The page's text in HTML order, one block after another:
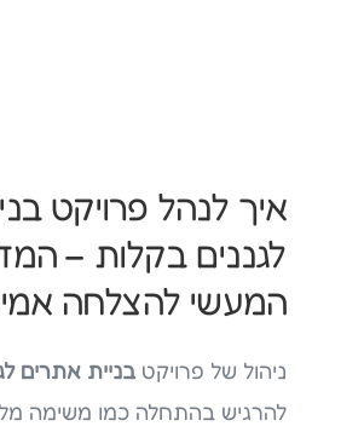
איך לנהל פרויקט
לגננים בקלות –
המעשי להצלחה
ניהול של פרויקט בניית אתרים
להרגיש בהתחלה כמו משימה